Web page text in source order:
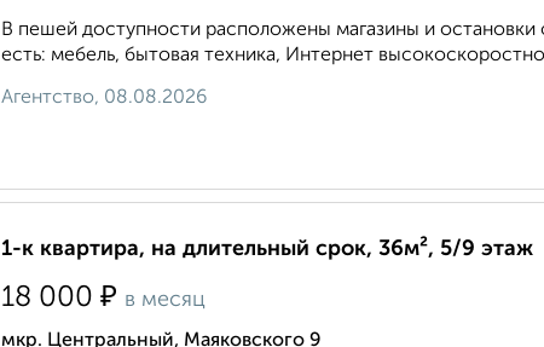
В пешей доступности расположены магазины и
есть: мебель, бытовая техника, Интернет
Агентство, 08.08.2026
1-к квартира, на длительный срок, 36м², 5/9 этаж
18 000 ₽ в месяц
мкр. Центральный, Маяковского 9